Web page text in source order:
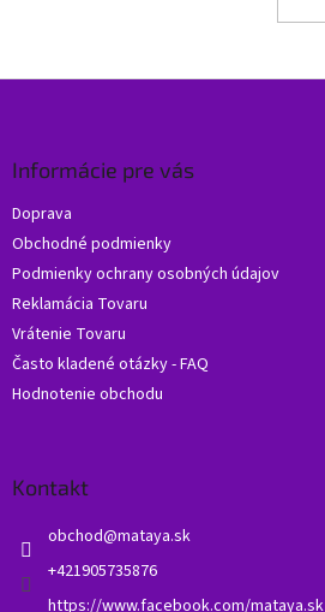
Informácie pre vás
Doprava
Obchodné podmienky
Podmienky ochrany osobných údajov
Reklamácia Tovaru
Vrátenie Tovaru
Často kladené otázky - FAQ
Hodnotenie obchodu
Kontakt
obchod@mataya.sk
+421905735876
https://www.facebook.com/mataya.sk